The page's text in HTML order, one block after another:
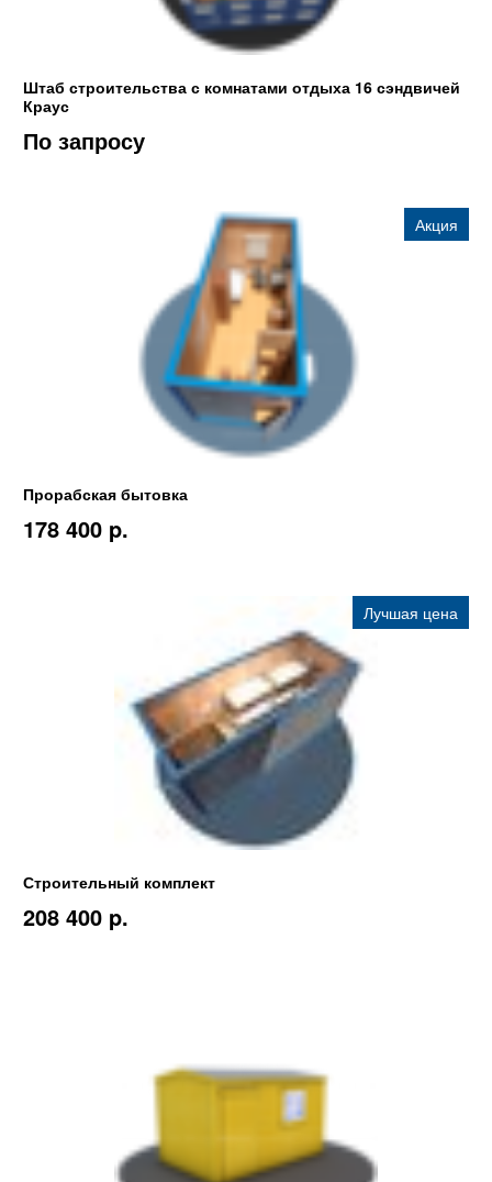
Штаб строительства с комнатами отдыха 16 сэндвичей
Краус
По запросу
Акция
Прорабская бытовка
178 400 p.
Лучшая цена
Строительный комплект
208 400 p.